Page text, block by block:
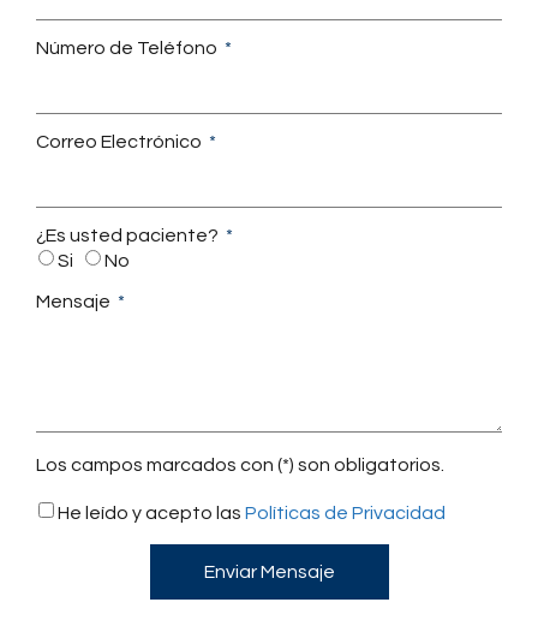
Número de Teléfono
Correo Electrónico
¿Es usted paciente?
Si
No
Mensaje
Los campos marcados con (*) son obligatorios.
He leído y acepto las Políticas de Privacidad
Enviar Mensaje